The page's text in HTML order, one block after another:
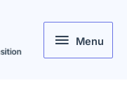
Menu
Menu